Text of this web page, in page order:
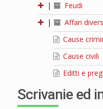
|
Feudi
|
Affari
Cause
Cause civili
Editti e
Scrivanie ed